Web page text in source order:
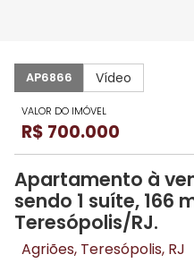
AP6866 Vídeo
VALOR DO IMÓVEL
R$ 700.000
Apartamento à
sendo 1 suíte, 166
Teresópolis/RJ.
Agriões, Teresópolis, RJ